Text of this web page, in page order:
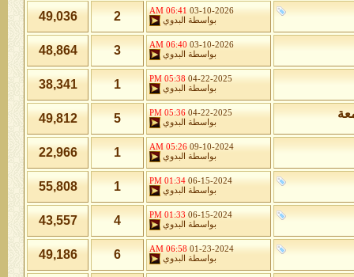
03-10-2026
06:41 AM
بواسطة
البدوي 2
49,036
03-10-2026
06:40 AM
بواسطة
البدوي 3
48,864
04-22-2025
05:38 PM
بواسطة
البدوي 1
38,341
04-22-2025
05:36 PM
بواسطة
البدوي 5
49,812
09-10-2024
05:26 AM
بواسطة
البدوي 1
22,966
06-15-2024
01:34 PM
بواسطة
البدوي 1
55,808
06-15-2024
01:33 PM
بواسطة
البدوي 4
43,557
01-23-2024
06:58 AM
بواسطة
البدوي 6
49,186